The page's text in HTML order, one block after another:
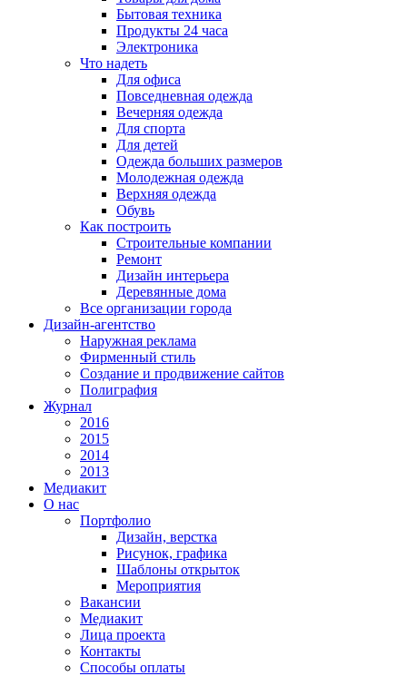
Бытовая техника
Продукты 24 часа
Электроника
Что надеть
Для офиса
Повседневная одежда
Вечерняя одежда
Для спорта
Для детей
Одежда больших размеров
Молодежная одежда
Верхняя одежда
Обувь
Как построить
Строительные компании
Ремонт
Дизайн интерьера
Деревянные дома
Все организации города
Дизайн-агентство
Наружная реклама
Фирменный стиль
Создание и продвижение сайтов
Полиграфия
Журнал
2016
2015
2014
2013
Медиакит
О нас
Портфолио
Дизайн, верстка
Рисунок, графика
Шаблоны открыток
Мероприятия
Вакансии
Медиакит
Лица проекта
Контакты
Способы оплаты